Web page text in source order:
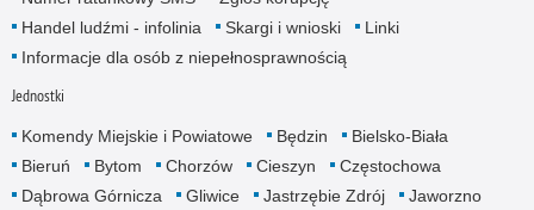
Handel ludźmi - infolinia
Skargi i wnioski
Linki
Informacje dla osób z niepełnosprawnością
Jednostki
Komendy Miejskie i Powiatowe Będzin
Bielsko-Biała
Bieruń
Bytom Chorzów Cieszyn
Częstochowa
Dąbrowa Górnicza
Gliwice Jastrzębie Zdrój
Jaworzno